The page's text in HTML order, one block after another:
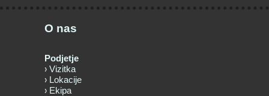
O nas
Podjetje
Vizitka
Lokacije
Ekipa